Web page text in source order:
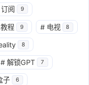
订阅 9
程 9 # 电视 8
8
# 解锁GPT 7
子 6